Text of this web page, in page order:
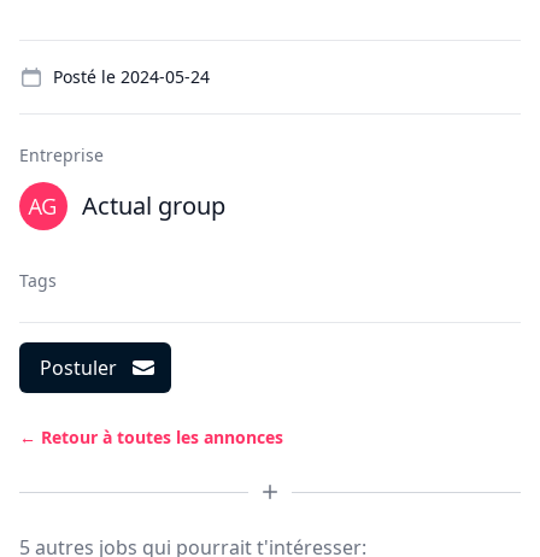
Posté le 2024-05-24
Entreprise
Actual group
Tags
Postuler
← Retour à toutes les annonces
5 autres jobs qui pourrait t'intéresser: